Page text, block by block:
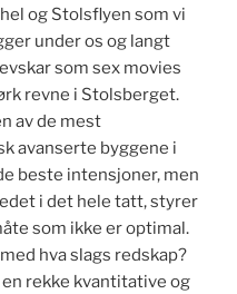
og Stolsflyen som vi
under os og langt
som sex movies
revne i Stolsberget.
av de mest
avanserte byggene i
beste intensjoner, men
i det hele tatt, styrer
som ikke er optimal.
hva slags redskap?
rekke kvantitative og